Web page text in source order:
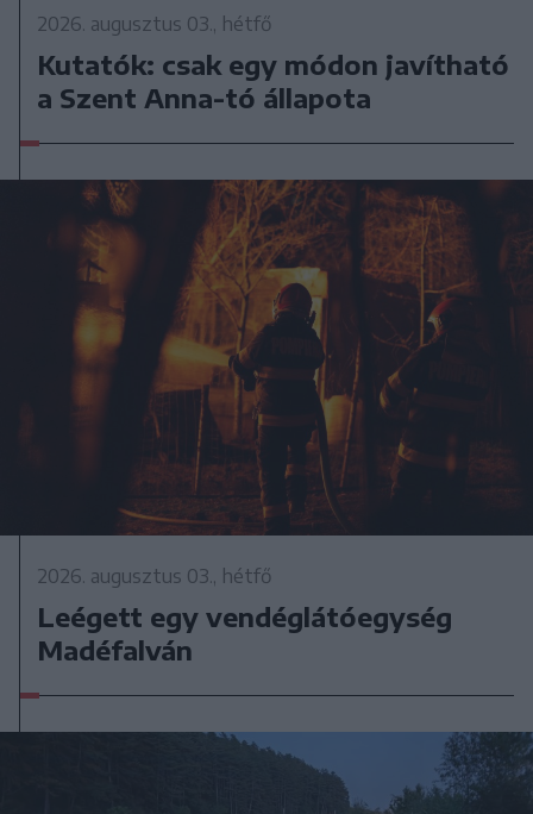
2026. augusztus 03., hétfő
Kutatók: csak egy módon javítható
a Szent Anna-tó állapota
2026. augusztus 03., hétfő
Leégett egy vendéglátóegység
Madéfalván